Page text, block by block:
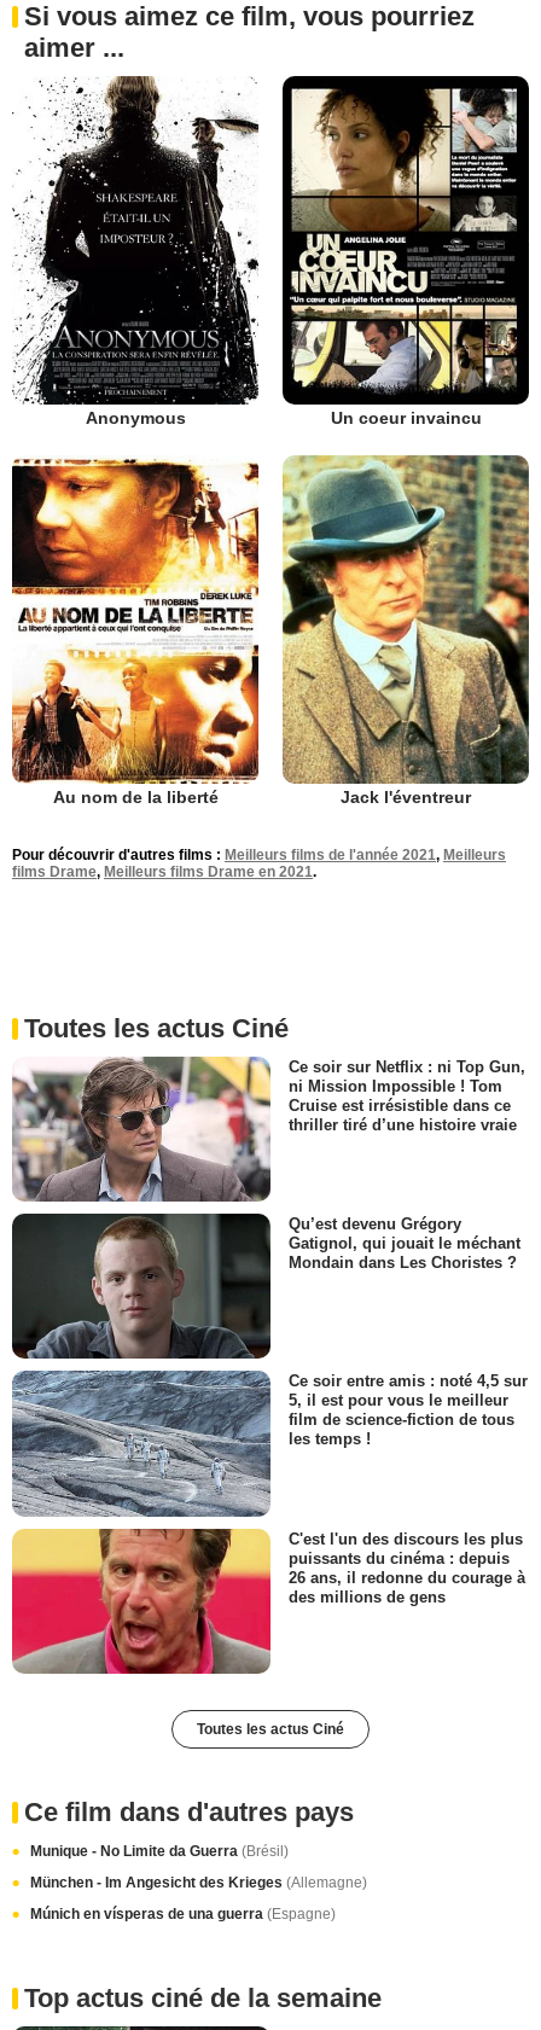
Si vous aimez ce film, vous pourriez
aimer ...
Anonymous Un coeur invaincu
Au nom de la liberté Jack l'éventreur
Pour découvrir d'autres films : Meilleurs films de l'année 2021, Meilleurs
films Drame, Meilleurs films Drame en 2021.
Toutes les actus Ciné
Ce soir sur Netflix : ni Top Gun,
ni Mission Impossible ! Tom
Cruise est irrésistible dans ce
thriller tiré d’une histoire vraie
Qu’est devenu Grégory
Gatignol, qui jouait le méchant
Mondain dans Les Choristes ?
Ce soir entre amis : noté 4,5 sur
5, il est pour vous le meilleur
film de science-fiction de tous
les temps !
C'est l'un des discours les plus
puissants du cinéma : depuis
26 ans, il redonne du courage à
des millions de gens
Toutes les actus Ciné
Ce film dans d'autres pays
Munique - No Limite da Guerra (Brésil)
München - Im Angesicht des Krieges (Allemagne)
Múnich en vísperas de una guerra (Espagne)
Top actus ciné de la semaine